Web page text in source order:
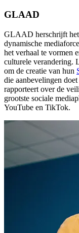
GLAAD
GLAAD herschrijft
dynamische
het verhaal te vormen
culturele verandering.
om de creatie van hun
die aanbevelingen
rapporteert over de
grootste sociale
YouTube en TikTok.